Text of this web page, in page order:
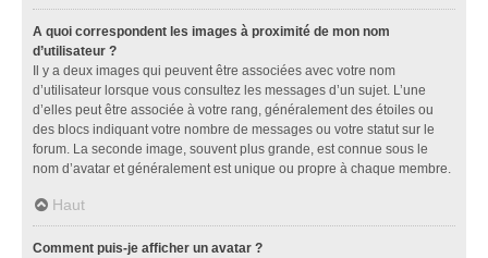
A quoi correspondent les images à proximité de mon nom
d’utilisateur ?
Il y a deux images qui peuvent être associées avec votre nom
d’utilisateur lorsque vous consultez les messages d’un sujet. L’une
d’elles peut être associée à votre rang, généralement des étoiles ou
des blocs indiquant votre nombre de messages ou votre statut sur le
forum. La seconde image, souvent plus grande, est connue sous le
nom d’avatar et généralement est unique ou propre à chaque membre.
Haut
Comment puis-je afficher un avatar ?